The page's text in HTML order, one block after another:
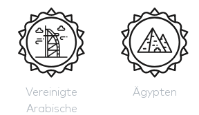
Vereinigte
Arabische
Ägypten